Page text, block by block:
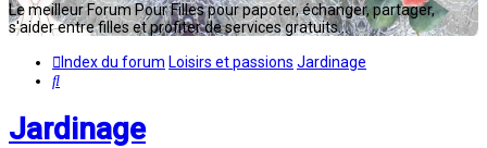
Le meilleur Forum Pour Filles pour papoter, échanger, partager,
s'aider entre filles et profiter de services gratuits...
Index du forum Loisirs et passions Jardinage
Rechercher
Jardinage